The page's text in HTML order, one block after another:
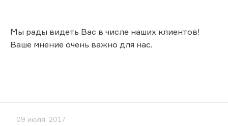
Мы рады видеть Вас в числе наших клиентов!
Ваше мнение очень важно для нас.
09 июля, 2017